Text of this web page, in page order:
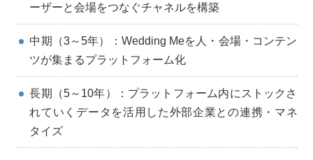
ーザーと会場をつなぐチャネルを構築
中期（3～5年）：Wedding Meを人・会場・コンテン
ツが集まるプラットフォーム化
長期（5～10年）：プラットフォーム内にストックさ
れていくデータを活用した外部企業との連携・マネ
タイズ